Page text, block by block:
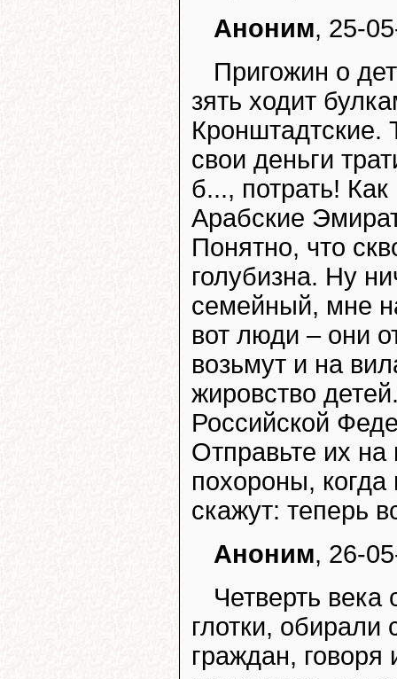
Аноним, 25-
Пригожин о
зять ходит
Кронштадтские.
свои деньги
б..., потрать!
Арабские
Понятно, что
голубизна. Ну
семейный, мне
вот люди – они
возьмут и на
жировство
Российской
Отправьте их на
похороны,
скажут: теперь
Аноним, 26-
Четверть
глотки,
граждан,